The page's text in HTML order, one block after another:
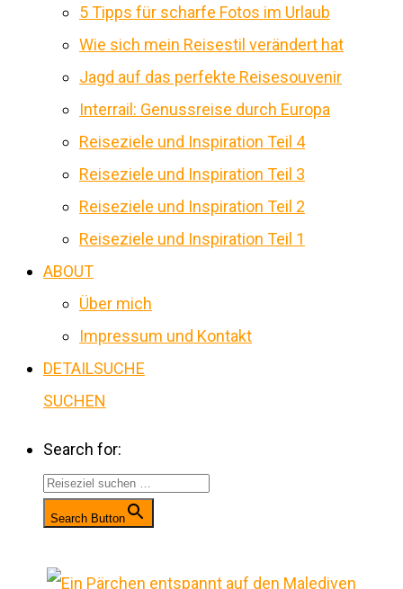
5 Tipps für scharfe Fotos im Urlaub
Wie sich mein Reisestil verändert hat
Jagd auf das perfekte Reisesouvenir
Interrail: Genussreise durch Europa
Reiseziele und Inspiration Teil 4
Reiseziele und Inspiration Teil 3
Reiseziele und Inspiration Teil 2
Reiseziele und Inspiration Teil 1
ABOUT
Über mich
Impressum und Kontakt
DETAILSUCHE
SUCHEN
Search for:
Search Button